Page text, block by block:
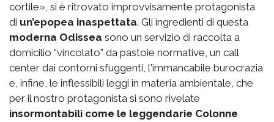
cortile», si è ritrovato improvvisamente protagonista
di un’epopea inaspettata. Gli ingredienti di questa
moderna Odissea sono un servizio di raccolta a
domicilio "vincolato" da pastoie normative, un call
center dai contorni sfuggenti, l'immancabile burocrazia
e, infine, le inflessibili leggi in materia ambientale, che
per il nostro protagonista si sono rivelate
insormontabili come le leggendarie Colonne